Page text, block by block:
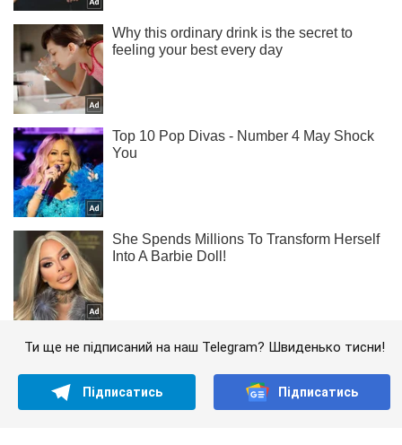
Ти ще не підписаний на наш Telegram? Швиденько тисни!
Підписатись Підписатись